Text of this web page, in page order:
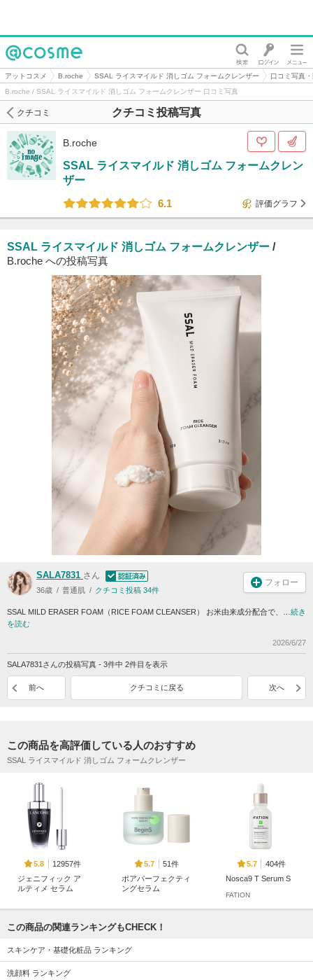
@cosme
アットコスメ B.roche SSAL ライスマイルド 消しゴム フォームクレンザー
口コミ写真
B.roche / SSAL ライスマイルド 消しゴム フォームクレンザー 口コミ写真
クチコミ投稿写真
クチコミ
B.roche
SSAL ライスマイルド 消しゴム フォームクレン
ザー
6.1
評価グラフ
SSAL ライスマイルド 消しゴム フォームクレンザー /
B.roche への投稿写真
SALA7831 さん
36歳 普通肌 クチコミ投稿 34件
フォロー
SSAL MILD ERASER FOAM（RICE FOAM CLEANSER） お米由来成分配合で、… 続き
を読む
2026/6/27
SALA7831さんの投稿写真 - 3件中 2件目を表示
前へ クチコミに戻る 次へ
この商品を高評価している人のおすすめ
SSAL ライスマイルド 消しゴム フォームクレンザー
5.8
12957件
ジェニフィック ア
ルティメ セラム
5.7
51件
ポアパーフェクティ
ングセラム
5.7
404件
Nosca9 T Serum S
FATION
この商品の関連ランキングもCHECK！
スキンケア・基礎化粧品 ランキング
洗顔料 ランキング